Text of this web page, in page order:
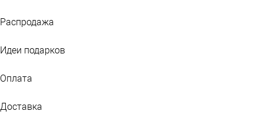
Распродажа
Идеи подарков
Оплата
Доставка